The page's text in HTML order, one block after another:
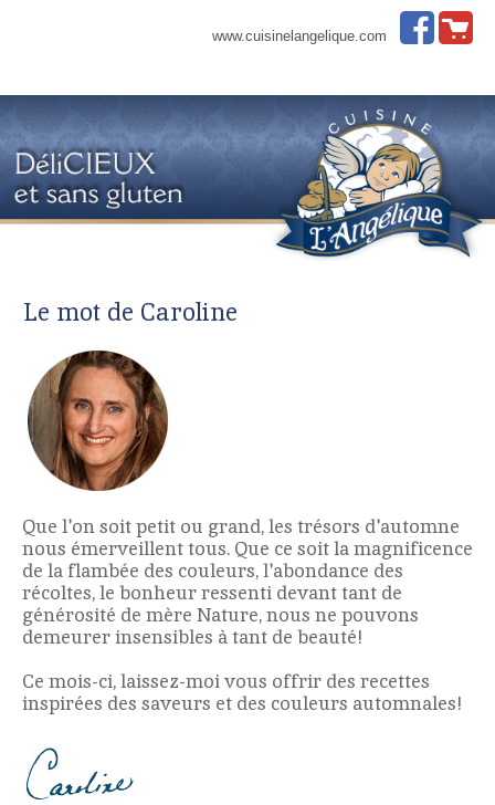
www.cuisinelangelique.com
Le mot de Caroline
Que l'on soit petit ou grand, les trésors d'automne
nous émerveillent tous. Que ce soit la magnificence
de la flambée des couleurs, l'abondance des
récoltes, le bonheur ressenti devant tant de
générosité de mère Nature, nous ne pouvons
demeurer insensibles à tant de beauté!
Ce mois-ci, laissez-moi vous offrir des recettes
inspirées des saveurs et des couleurs automnales!